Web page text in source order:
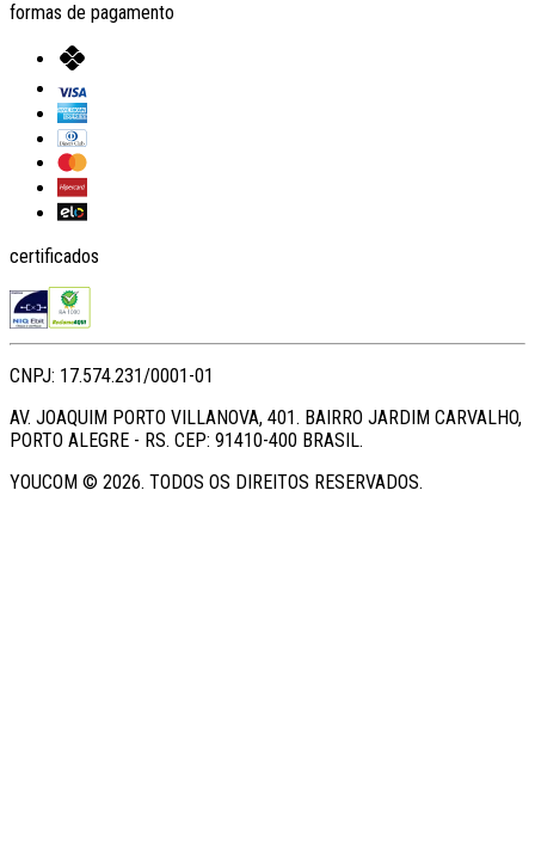
formas de pagamento
certificados
CNPJ: 17.574.231/0001-01
AV. JOAQUIM PORTO VILLANOVA, 401. BAIRRO JARDIM CARVALHO,
PORTO ALEGRE - RS. CEP: 91410-400 BRASIL.
YOUCOM © 2026. TODOS OS DIREITOS RESERVADOS.